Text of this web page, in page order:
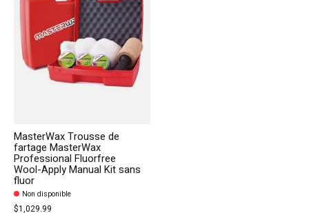
MasterWax Trousse de
fartage MasterWax
Professional Fluorfree
Wool-Apply Manual Kit sans
fluor
Non disponible
$1,029.99